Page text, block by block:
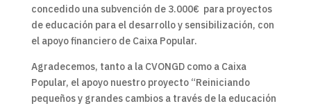
concedido una subvención de 3.000€ para proyectos
de educación para el desarrollo y sensibilización, con
el apoyo financiero de Caixa Popular.
Agradecemos, tanto a la CVONGD como a Caixa
Popular, el apoyo nuestro proyecto “Reiniciando
pequeños y grandes cambios a través de la educación